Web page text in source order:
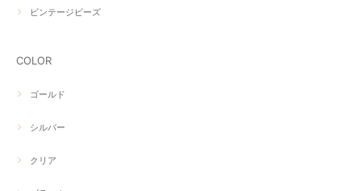
ビンテージビーズ
COLOR
ゴールド
シルバー
クリア